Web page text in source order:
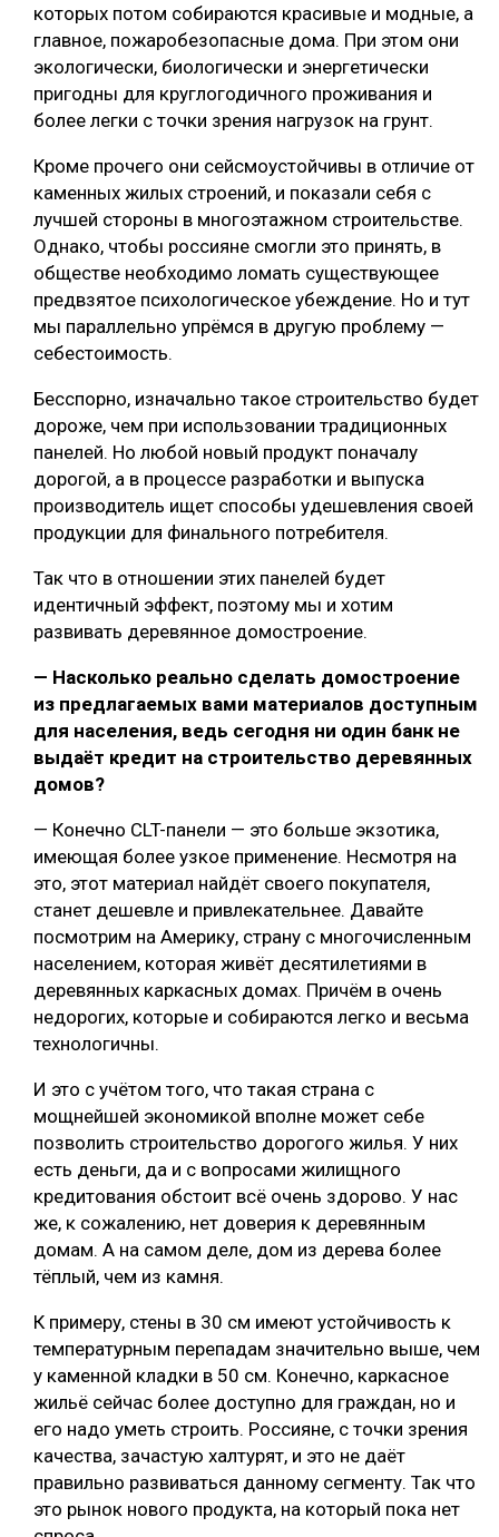
которых потом собираются красивые и модные, а
главное, пожаробезопасные дома. При этом они
экологически, биологически и энергетически
пригодны для круглогодичного проживания и
более легки с точки зрения нагрузок на грунт.
Кроме прочего они сейсмоустойчивы в отличие от
каменных жилых строений, и показали себя с
лучшей стороны в многоэтажном строительстве.
Однако, чтобы россияне смогли это принять, в
обществе необходимо ломать существующее
предвзятое психологическое убеждение. Но и тут
мы параллельно упрёмся в другую проблему —
себестоимость.
Бесспорно, изначально такое строительство будет
дороже, чем при использовании традиционных
панелей. Но любой новый продукт поначалу
дорогой, а в процессе разработки и выпуска
производитель ищет способы удешевления своей
продукции для финального потребителя.
Так что в отношении этих панелей будет
идентичный эффект, поэтому мы и хотим
развивать деревянное домостроение.
— Насколько реально сделать домостроение
из предлагаемых вами материалов доступным
для населения, ведь сегодня ни один банк не
выдаёт кредит на строительство деревянных
домов?
— Конечно СLT-панели — это больше экзотика,
имеющая более узкое применение. Несмотря на
это, этот материал найдёт своего покупателя,
станет дешевле и привлекательнее. Давайте
посмотрим на Америку, страну с многочисленным
населением, которая живёт десятилетиями в
деревянных каркасных домах. Причём в очень
недорогих, которые и собираются легко и весьма
технологичны.
И это с учётом того, что такая страна с
мощнейшей экономикой вполне может себе
позволить строительство дорогого жилья. У них
есть деньги, да и с вопросами жилищного
кредитования обстоит всё очень здорово. У нас
же, к сожалению, нет доверия к деревянным
домам. А на самом деле, дом из дерева более
тёплый, чем из камня.
К примеру, стены в 30 см имеют устойчивость к
температурным перепадам значительно выше, чем
у каменной кладки в 50 см. Конечно, каркасное
жильё сейчас более доступно для граждан, но и
его надо уметь строить. Россияне, с точки зрения
качества, зачастую халтурят, и это не даёт
правильно развиваться данному сегменту. Так что
это рынок нового продукта, на который пока нет